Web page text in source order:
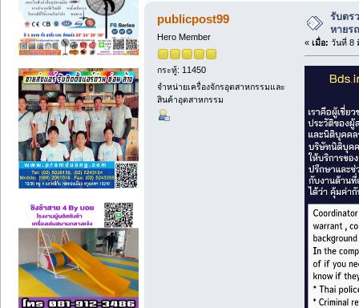
ครั้ง)
publicpost99
Hero Member
กระทู้: 11450
จำหน่ายเครื่องจักรอุตสาหกรรมและ
สินค้าอุตสาหกรรม
รับตร
หายร
« เมื่อ: วันที่ 8